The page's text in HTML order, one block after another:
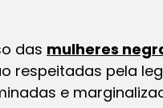
das mulheres
respeitadas pela
e